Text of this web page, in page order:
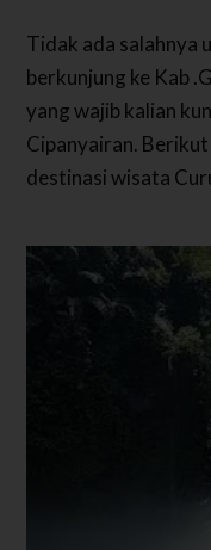
Tidak ada salahnya
berkunjung ke Kab
yang wajib kalian
Cipanyairan.
destinasi wisata